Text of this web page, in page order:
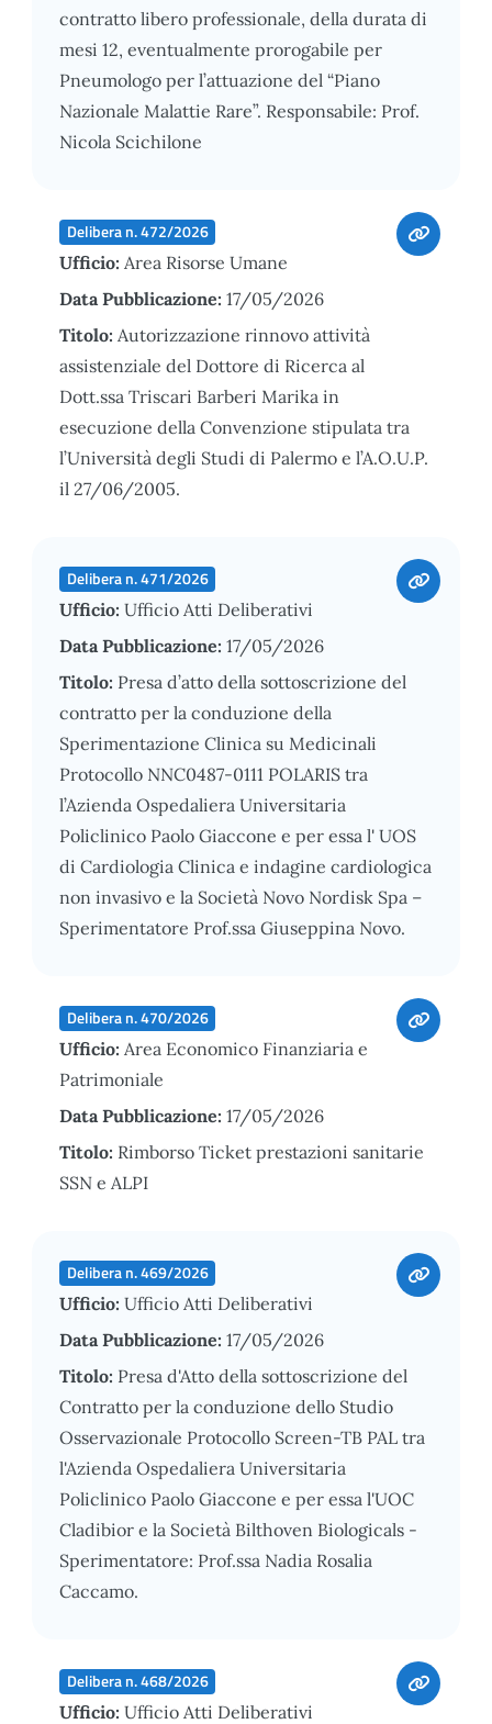
contratto libero professionale, della durata di
mesi 12, eventualmente prorogabile per
Pneumologo per l’attuazione del “Piano
Nazionale Malattie Rare”. Responsabile: Prof.
Nicola Scichilone
Delibera n. 472/2026
Ufficio: Area Risorse Umane
Data Pubblicazione: 17/05/2026
Titolo: Autorizzazione rinnovo attività
assistenziale del Dottore di Ricerca al
Dott.ssa Triscari Barberi Marika in
esecuzione della Convenzione stipulata tra
l’Università degli Studi di Palermo e l’A.O.U.P.
il 27/06/2005.
Delibera n. 471/2026
Ufficio: Ufficio Atti Deliberativi
Data Pubblicazione: 17/05/2026
Titolo: Presa d’atto della sottoscrizione del
contratto per la conduzione della
Sperimentazione Clinica su Medicinali
Protocollo NNC0487-0111 POLARIS tra
l’Azienda Ospedaliera Universitaria
Policlinico Paolo Giaccone e per essa l' UOS
di Cardiologia Clinica e indagine cardiologica
non invasivo e la Società Novo Nordisk Spa –
Sperimentatore Prof.ssa Giuseppina Novo.
Delibera n. 470/2026
Ufficio: Area Economico Finanziaria e
Patrimoniale
Data Pubblicazione: 17/05/2026
Titolo: Rimborso Ticket prestazioni sanitarie
SSN e ALPI
Delibera n. 469/2026
Ufficio: Ufficio Atti Deliberativi
Data Pubblicazione: 17/05/2026
Titolo: Presa d'Atto della sottoscrizione del
Contratto per la conduzione dello Studio
Osservazionale Protocollo Screen-TB PAL tra
l'Azienda Ospedaliera Universitaria
Policlinico Paolo Giaccone e per essa l'UOC
Cladibior e la Società Bilthoven Biologicals -
Sperimentatore: Prof.ssa Nadia Rosalia
Caccamo.
Delibera n. 468/2026
Ufficio: Ufficio Atti Deliberativi